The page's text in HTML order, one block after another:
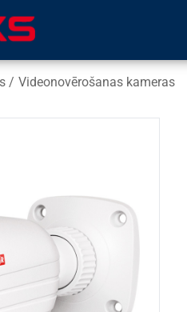
/ Videonovērošanas kameras